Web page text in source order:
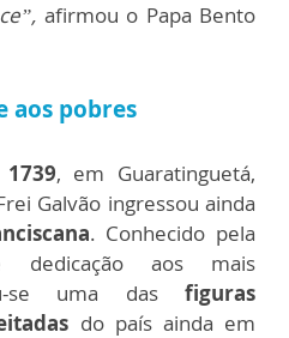
afirmou o Papa Bento
aos pobres
, em Guaratinguetá,
Galvão ingressou ainda
. Conhecido pela
dedicação aos mais
se uma dasfiguras
do país ainda em